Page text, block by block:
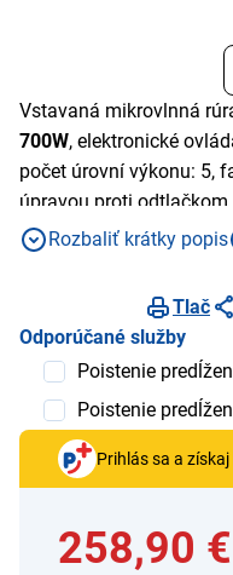
Vstavaná mikrovlnná
700W, elektronické
počet úrovní výkonu: 5,
úpravou proti
388x595x347
Rozbaliť krátky popis
Tlač
Odporúčané služby
Poistenie
Poistenie
Prihlás sa a získaj
258,90 €